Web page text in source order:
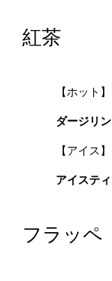
紅茶
【ホット】
ダージリ
【アイス】
アイステ
フラッペ